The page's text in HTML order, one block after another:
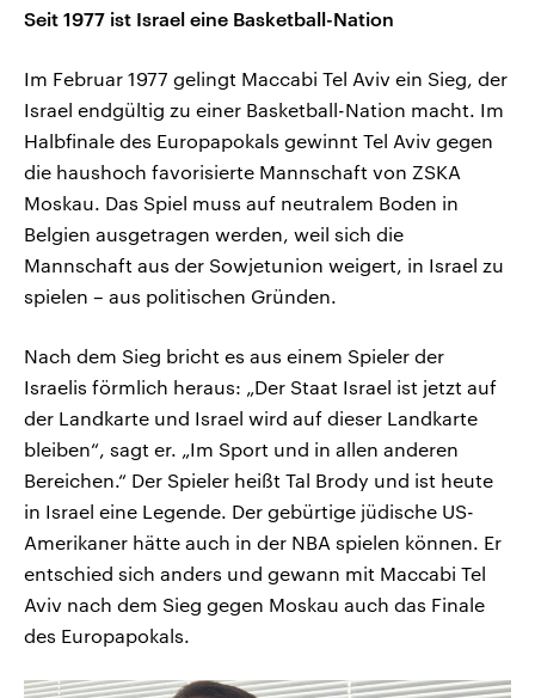
Seit 1977 ist Israel eine Basketball-Nation
Im Februar 1977 gelingt Maccabi Tel Aviv ein Sieg, der
Israel endgültig zu einer Basketball-Nation macht. Im
Halbfinale des Europapokals gewinnt Tel Aviv gegen
die haushoch favorisierte Mannschaft von ZSKA
Moskau. Das Spiel muss auf neutralem Boden in
Belgien ausgetragen werden, weil sich die
Mannschaft aus der Sowjetunion weigert, in Israel zu
spielen – aus politischen Gründen.
Nach dem Sieg bricht es aus einem Spieler der
Israelis förmlich heraus: „Der Staat Israel ist jetzt auf
der Landkarte und Israel wird auf dieser Landkarte
bleiben“, sagt er. „Im Sport und in allen anderen
Bereichen.“ Der Spieler heißt Tal Brody und ist heute
in Israel eine Legende. Der gebürtige jüdische US-
Amerikaner hätte auch in der NBA spielen können. Er
entschied sich anders und gewann mit Maccabi Tel
Aviv nach dem Sieg gegen Moskau auch das Finale
des Europapokals.